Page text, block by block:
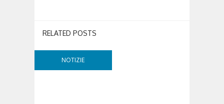
RELATED POSTS
NOTIZIE